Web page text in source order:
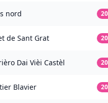
nord
de Sant Grat
Dai Vièi Castèl
Blavier